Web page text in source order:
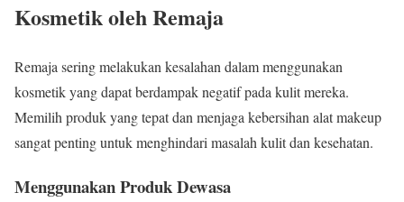
Kosmetik oleh Remaja
Remaja sering melakukan kesalahan dalam menggunakan
kosmetik yang dapat berdampak negatif pada kulit mereka.
Memilih produk yang tepat dan menjaga kebersihan alat makeup
sangat penting untuk menghindari masalah kulit dan kesehatan.
Menggunakan Produk Dewasa